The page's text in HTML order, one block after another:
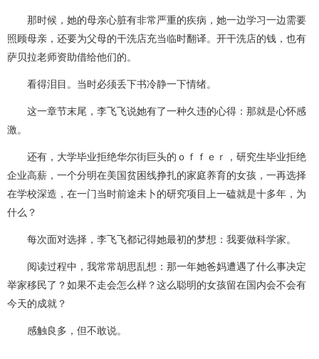
那时候，她的母亲心脏有非常严重的疾病，她一边学习一边需要
照顾母亲，还要为父母的干洗店充当临时翻译。开干洗店的钱，也有
萨贝拉老师资助借给他们的。
看得泪目。当时必须丢下书冷静一下情绪。
这一章节末尾，李飞飞说她有了一种久违的心得：那就是心怀感
激。
还有，大学毕业拒绝华尔街巨头的ｏｆｆｅｒ，研究生毕业拒绝
企业高薪，一个分明在美国贫困线挣扎的家庭养育的女孩，一再选择
在学校深造，在一门当时前途未卜的研究项目上一磕就是十多年，为
什么？
每次面对选择，李飞飞都记得她最初的梦想：我要做科学家。
阅读过程中，我常常胡思乱想：那一年她爸妈遭遇了什么事决定
举家移民了？如果不走会怎么样？这么聪明的女孩留在国内会不会有
今天的成就？
感触良多，但不敢说。